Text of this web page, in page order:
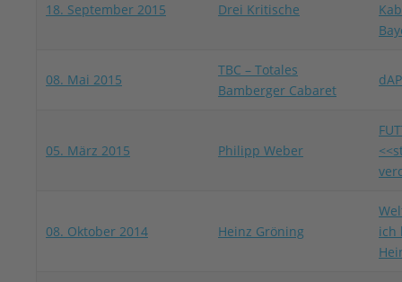
18. September 2015 Drei Kritische
08. Mai 2015
TBC – Totales
Bamberger Cabaret
05. März 2015 Philipp Weber
08. Oktober 2014 Heinz Gröning
ich